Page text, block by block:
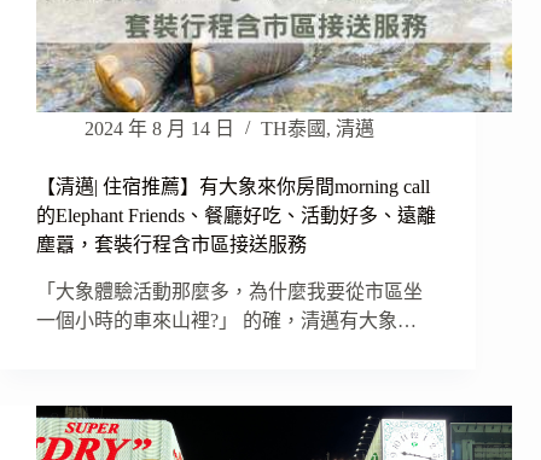
2024 年 8 月 14 日 TH泰國 , 清邁
【清邁| 住宿推薦】有大象來你房間morning call
的Elephant Friends、餐廳好吃、活動好多、遠離
塵囂，套裝行程含市區接送服務
「大象體驗活動那麼多，為什麼我要從市區坐
一個小時的車來山裡?」 的確，清邁有大象…